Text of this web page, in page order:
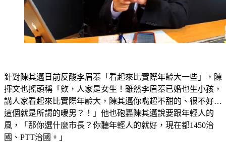
針對陳其邁日前反酸李眉蓁「看起來比實際年齡大一些」，陳
揮文也搖頭稱 「欸，人家是女生！雖然李眉蓁已婚也生小孩，
講人家看起來比實際年齡大，陳其邁你嘴超不甜的、很不好…
這個就是所謂的暖男？！」他也砲轟陳其邁說要跟年輕人的
風，「那你選什麼市長？你聽年輕人的就好，現在都1450治